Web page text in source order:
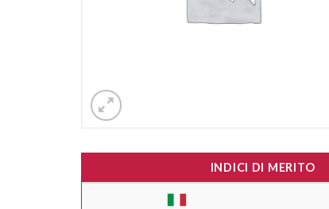
INDICI DI MERITO